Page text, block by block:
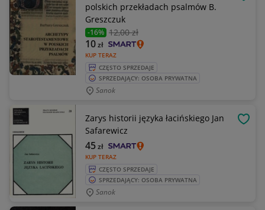
polskich przekładach psalmów B.
Greszczuk
-16% 12,00 zł
KUP TERAZ
10zł
CZĘSTO SPRZEDAJE
SPRZEDAJĄCY: OSOBA PRYWATNA
Sanok
Zarys historii języka łacińskiego Jan
Safarewicz
KUP TERAZ
45zł
CZĘSTO SPRZEDAJE
SPRZEDAJĄCY: OSOBA PRYWATNA
Sanok